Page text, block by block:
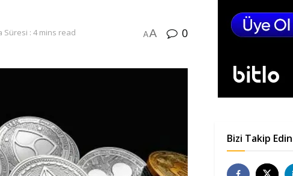
Süresi : 4 mins read AA 0
Bizi Takip Edin